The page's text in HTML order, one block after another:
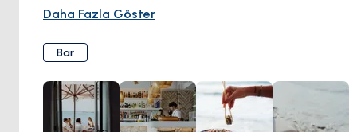
adres. Rahat ama şık atmosferi, ferahlatıcı imza
noktası misafirlerini güneşin tadını çıkarmaya, huzurlu bir
brunch yapmaya veya akşam esintisiyle el yapımı bir içkinin
keyfini sürmeye davet ediyor. İster sakin bir öğleden sonra,
ister enerjik bir gece geçirmek isteyin,
Fotis All Day Bar
adada unutulmaz bir deneyim sunuyor.
Daha Fazla Göster
Bar